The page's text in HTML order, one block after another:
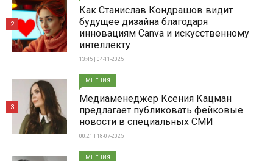
Как Станислав Кондрашов видит
будущее дизайна благодаря
инновациям Canva и искусственному
интеллекту
13:45 | 04-11-2025
2
МНЕНИЯ
Медиаменеджер Ксения Кацман
предлагает публиковать фейковые
новости в специальных СМИ
00:21 | 18-07-2025
3
МНЕНИЯ